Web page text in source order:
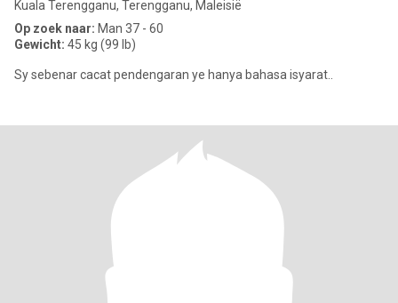
Kuala Terengganu, Terengganu, Maleisië
Op zoek naar: Man 37 - 60
Gewicht: 45 kg (99 lb)
Sy sebenar cacat pendengaran ye hanya bahasa isyarat..